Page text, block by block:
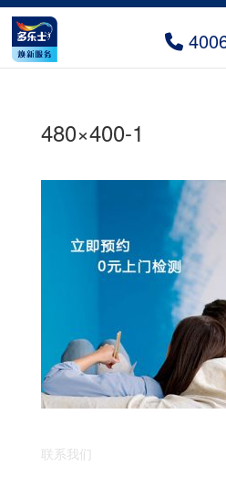
480×400-1
联系我们